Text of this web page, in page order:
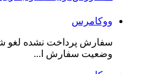
ووکامرس
سفارش پرداخت نشده لغو
وضعیت سفارش ا...